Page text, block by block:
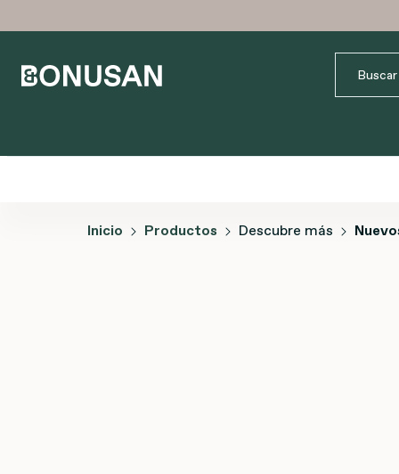
Inicio Productos Descubre más